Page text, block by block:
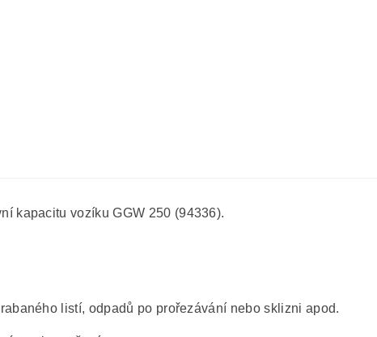
kapacitu vozíku GGW 250 (94336).
listí, odpadů po prořezávání nebo sklizni apod.